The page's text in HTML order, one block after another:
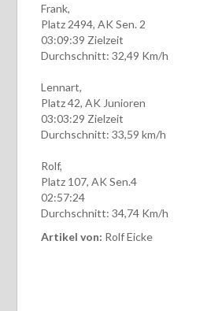
Frank,
Platz 2494, AK Sen. 2
03:09:39 Zielzeit
Durchschnitt: 32,49 Km/h
Lennart,
Platz 42, AK Junioren
03:03:29 Zielzeit
Durchschnitt: 33,59 km/h
Rolf,
Platz 107, AK Sen.4
02:57:24
Durchschnitt: 34,74 Km/h
Artikel von: Rolf Eicke